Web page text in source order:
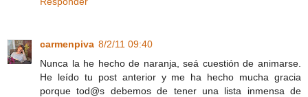
carmenpiva 8/2/11 09:40
Nunca la he hecho de naranja, seá cuestión de animarse.
He leído tu post anterior y me ha hecho mucha gracia
porque tod@s debemos de tener una lista inmensa de